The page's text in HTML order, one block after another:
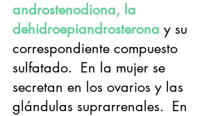
androstenodiona, la
dehidroepiandrosterona y su
correspondiente compuesto
sulfatado.  En la mujer se
secretan en los ovarios y las
glándulas suprarrenales.  En